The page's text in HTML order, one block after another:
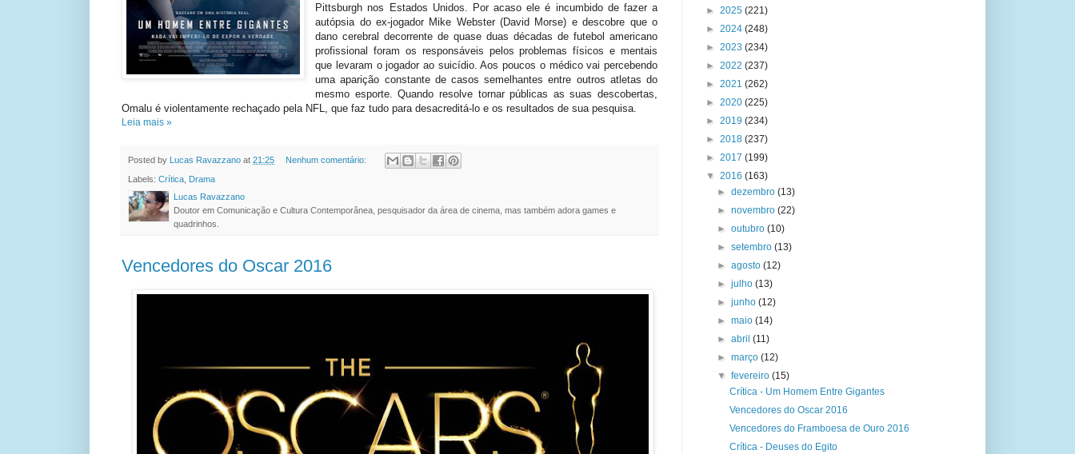
Pittsburgh nos Estados Unidos. Por acaso ele é incumbido de fazer a
autópsia do ex-jogador Mike Webster (David Morse) e descobre que o
dano cerebral decorrente de quase duas décadas de futebol americano
profissional foram os responsáveis pelos problemas físicos e mentais
que levaram o jogador ao suicídio. Aos poucos o médico vai percebendo
uma aparição constante de casos semelhantes entre outros atletas do
mesmo esporte. Quando resolve tornar públicas as suas descobertas,
Omalu é violentamente rechaçado pela NFL, que faz tudo para desacreditá-lo e os resultados de sua pesquisa.
Leia mais »
Posted by Lucas Ravazzano at 21:25 Nenhum comentário:
Labels: Crítica Drama
Lucas Ravazzano
Doutor em Comunicação e Cultura Contemporânea, pesquisador da área de cinema, mas também adora games e
quadrinhos.
Vencedores do Oscar 2016
► 2025 (221)
► 2024 (248)
► 2023 (234)
► 2022 (237)
► 2021 (262)
► 2020 (225)
► 2019 (234)
► 2018 (237)
► 2017 (199)
▼ 2016 (163)
►dezembro(13)
►novembro(22)
►outubro(10)
►setembro(13)
►agosto(12)
►julho(13)
►junho(12)
►maio(14)
►abril(11)
►março(12)
▼fevereiro(15)
Crítica - Um Homem Entre Gigantes
Vencedores do Oscar 2016
Vencedores do Framboesa de Ouro 2016
Crítica - Deuses do Egito